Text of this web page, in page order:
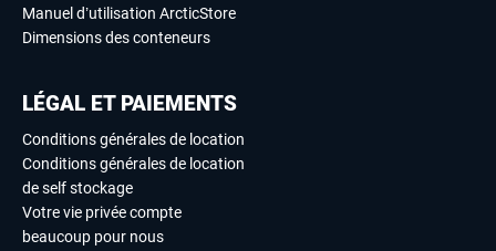
Manuel d’utilisation ArcticStore
Dimensions des conteneurs
LÉGAL ET PAIEMENTS
Conditions générales de location
Conditions générales de location
de self stockage
Votre vie privée compte
beaucoup pour nous